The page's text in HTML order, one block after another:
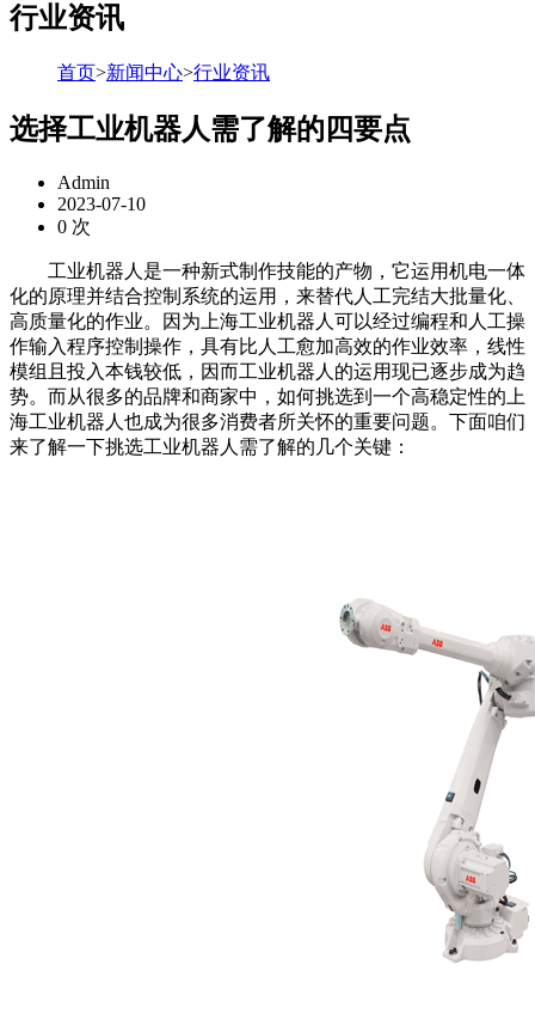
行业资讯
首页>新闻中心>行业资讯
选择工业机器人需了解的四要点
Admin
2023-07-10
0 次
工业机器人是一种新式制作技能的产物，它运用机电一体
化的原理并结合控制系统的运用，来替代人工完结大批量化、
高质量化的作业。因为上海工业机器人可以经过编程和人工操
作输入程序控制操作，具有比人工愈加高效的作业效率，线性
模组且投入本钱较低，因而工业机器人的运用现已逐步成为趋
势。而从很多的品牌和商家中，如何挑选到一个高稳定性的上
海工业机器人也成为很多消费者所关怀的重要问题。下面咱们
来了解一下挑选工业机器人需了解的几个关键：